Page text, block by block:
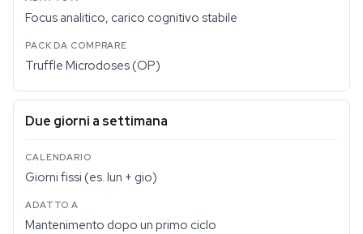
Focus analitico, carico cognitivo stabile
Truffle Microdoses (OP)
Due giorni a settimana
Giorni fissi (es. lun + gio)
Mantenimento dopo un primo ciclo